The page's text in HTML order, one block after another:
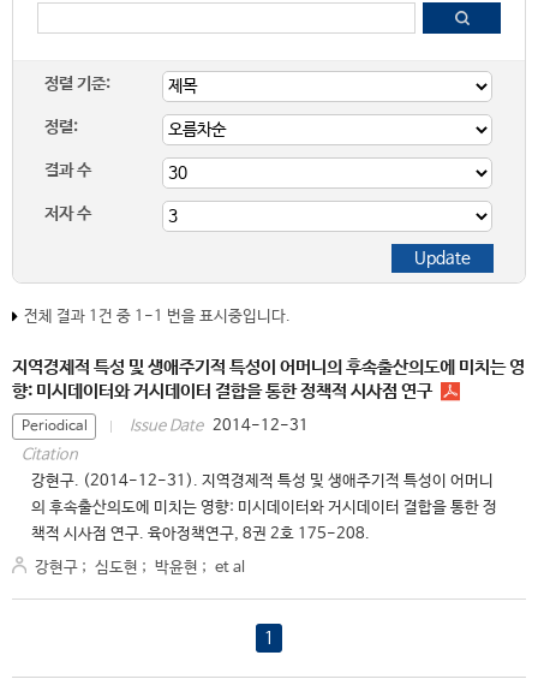
정렬 기준:
정렬:
결과 수
저자 수
전체 결과 1건 중 1-1 번을 표시중입니다.
지역경제적 특성 및 생애주기적 특성이 어머니의 후속출산의도에 미치는 영
향: 미시데이터와 거시데이터 결합을 통한 정책적 시사점 연구
Periodical Issue Date 2014-12-31
Citation
강현구. (2014-12-31). 지역경제적 특성 및 생애주기적 특성이 어머니
의 후속출산의도에 미치는 영향: 미시데이터와 거시데이터 결합을 통한 정
책적 시사점 연구. 육아정책연구, 8권 2호 175-208.
강현구 ; 심도현 ; 박윤현 ; et al
1